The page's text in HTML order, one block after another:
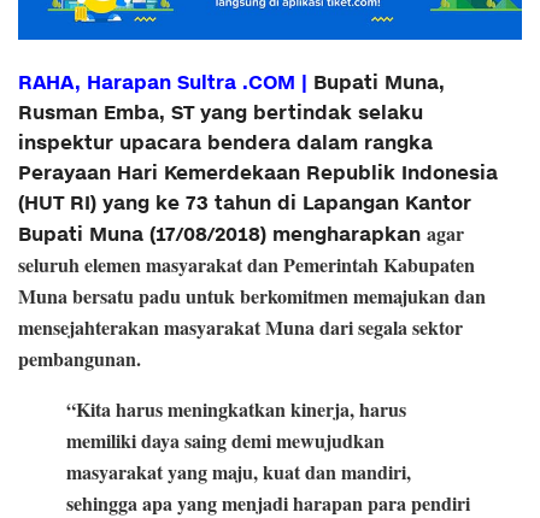
RAHA, Harapan Sultra .COM | Bupati Muna,
Rusman Emba, ST yang bertindak selaku
inspektur upacara bendera dalam rangka
Perayaan Hari Kemerdekaan Republik Indonesia
(HUT RI) yang ke 73 tahun di Lapangan Kantor
Bupati Muna (17/08/2018) mengharapkan agar
seluruh elemen masyarakat dan Pemerintah Kabupaten
Muna bersatu padu untuk berkomitmen memajukan dan
mensejahterakan masyarakat Muna dari segala sektor
pembangunan.
“Kita harus meningkatkan kinerja, harus
memiliki daya saing demi mewujudkan
masyarakat yang maju, kuat dan mandiri,
sehingga apa yang menjadi harapan para pendiri